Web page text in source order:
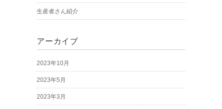
生産者さん紹介
アーカイブ
2023年10月
2023年5月
2023年3月